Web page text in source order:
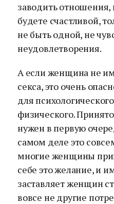
заводить отношения,
будете счастливой,
не быть одной, не
неудовлетворения.
А если женщина не
секса, это очень
для
физического.
нужен в первую
самом деле это
многие женщины
себе это желание, и
заставляет женщин
вовсе не другие